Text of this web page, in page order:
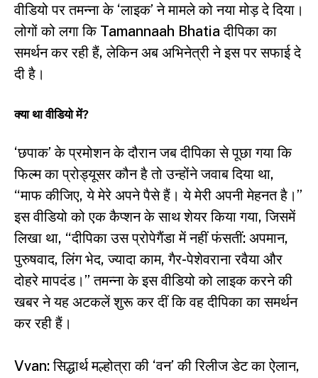
वीडियो पर तमन्ना के ‘लाइक’ ने मामले को नया मोड़ दे दिया।
लोगों को लगा कि Tamannaah Bhatia दीपिका का
समर्थन कर रही हैं, लेकिन अब अभिनेत्री ने इस पर सफाई दे
दी है।
क्या था वीडियो में?
‘छपाक’ के प्रमोशन के दौरान जब दीपिका से पूछा गया कि
फिल्म का प्रोड्यूसर कौन है तो उन्होंने जवाब दिया था,
“माफ कीजिए, ये मेरे अपने पैसे हैं। ये मेरी अपनी मेहनत है।”
इस वीडियो को एक कैप्शन के साथ शेयर किया गया, जिसमें
लिखा था, “दीपिका उस प्रोपेगैंडा में नहीं फंसतीं: अपमान,
पुरुषवाद, लिंग भेद, ज्यादा काम, गैर-पेशेवराना रवैया और
दोहरे मापदंड।” तमन्ना के इस वीडियो को लाइक करने की
खबर ने यह अटकलें शुरू कर दीं कि वह दीपिका का समर्थन
कर रही हैं।
Vvan: सिद्धार्थ मल्होत्रा की ‘वन’ की रिलीज डेट का ऐलान,